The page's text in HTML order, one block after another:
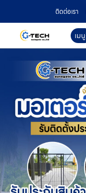
ติดต่อเรา
เมนู